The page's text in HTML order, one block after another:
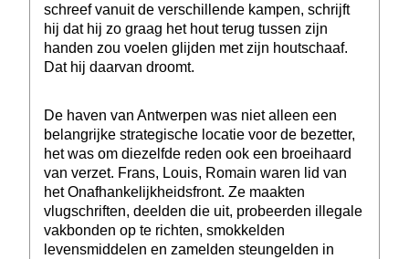
schreef vanuit de verschillende kampen, schrijft
hij dat hij zo graag het hout terug tussen zijn
handen zou voelen glijden met zijn houtschaaf.
Dat hij daarvan droomt.
De haven van Antwerpen was niet alleen een
belangrijke strategische locatie voor de bezetter,
het was om diezelfde reden ook een broeihaard
van verzet. Frans, Louis, Romain waren lid van
het Onafhankelijkheidsfront. Ze maakten
vlugschriften, deelden die uit, probeerden illegale
vakbonden op te richten, smokkelden
levensmiddelen en zamelden steungelden in